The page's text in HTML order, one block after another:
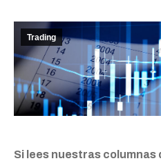
Trading
Si lees nuestras columnas